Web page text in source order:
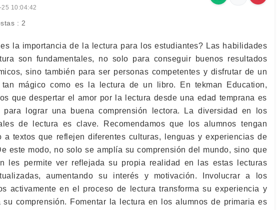
10:04:42
: 2
la importancia de la lectura para los estudiantes? Las habilidades
son fundamentales, no solo para conseguir buenos resultados
sino también para ser personas competentes y disfrutar de un
tan mágico como es la lectura de un libro. En tekman Education,
que despertar el amor por la lectura desde una edad temprana es
para lograr una buena comprensión lectora. La diversidad en los
de lectura es clave. Recomendamos que los alumnos tengan
a textos que reflejen diferentes culturas, lenguas y experiencias de
este modo, no solo se amplía su comprensión del mundo, sino que
les permite ver reflejada su propia realidad en las estas lecturas
aumentando su interés y motivación. Involucrar a los
activamente en el proceso de lectura transforma su experiencia y
su comprensión. Fomentar la lectura en los alumnos de primaria es